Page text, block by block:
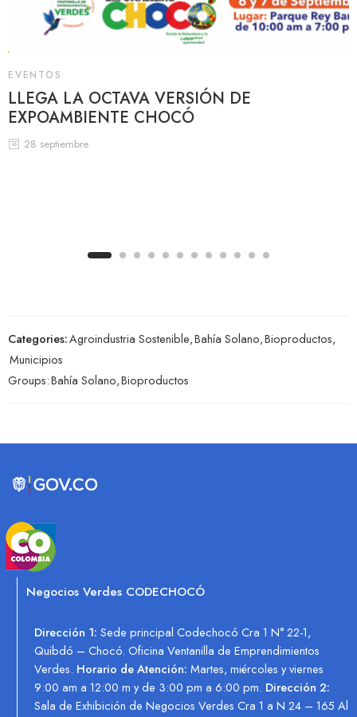
EVENTOS
LLEGA LA OCTAVA VERSIÓN DE
EXPOAMBIENTE CHOCÓ
28 septiembre
Categories:Agroindustria Sostenible,Bahía Solano,Bioproductos,
Municipios
Groups:Bahía Solano,Bioproductos
Negocios Verdes CODECHOCÓ
Dirección 1: Sede principal Codechocó Cra 1 N° 22-1,
Quibdó – Chocó. Oficina Ventanilla de Emprendimientos
Verdes. Horario de Atención: Martes, miércoles y viernes
9:00 am a 12:00 m y de 3:00 pm a 6:00 pm. Dirección 2:
Sala de Exhibición de Negocios Verdes Cra 1 a N 24 – 165 Al